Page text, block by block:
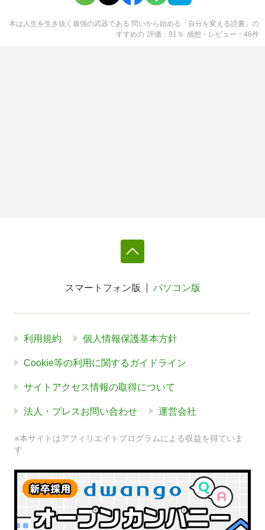
本は人生を生き抜く最強の武器である 問いから始める「自分を変える読書」の
すすめの 評価 91 ％ 感想・レビュー 46件
スマートフォン版 パソコン版
利用規約 個人情報保護基本方針
Cookie等の利用に関するガイドライン
サイトアクセス情報の取得について
法人・プレスお問い合わせ 運営会社
※本サイトはアフィリエイトプログラムによる収益を得ていま
す